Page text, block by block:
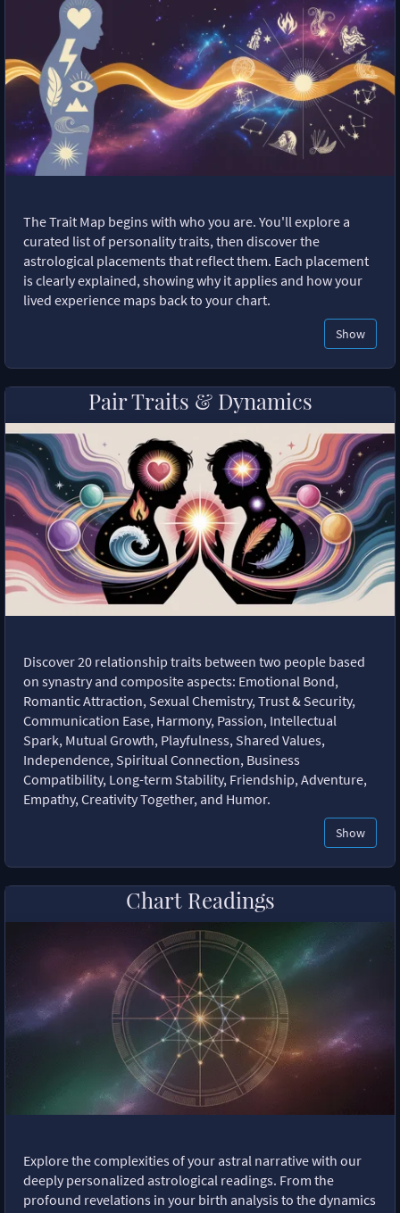
The Trait Map begins with who you are. You'll explore a
curated list of personality traits, then discover the
astrological placements that reflect them. Each placement
is clearly explained, showing why it applies and how your
lived experience maps back to your chart.
Show
Pair Traits & Dynamics
Discover 20 relationship traits between two people based
on synastry and composite aspects: Emotional Bond,
Romantic Attraction, Sexual Chemistry, Trust & Security,
Communication Ease, Harmony, Passion, Intellectual
Spark, Mutual Growth, Playfulness, Shared Values,
Independence, Spiritual Connection, Business
Compatibility, Long-term Stability, Friendship, Adventure,
Empathy, Creativity Together, and Humor.
Show
Chart Readings
Explore the complexities of your astral narrative with our
deeply personalized astrological readings. From the
profound revelations in your birth analysis to the dynamics